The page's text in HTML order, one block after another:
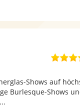
Shows auf
Burlesque-Shows